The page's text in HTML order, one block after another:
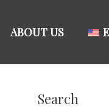
ABOUT US
Search